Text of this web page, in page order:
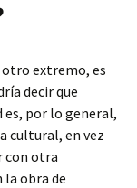
extremo, es
decir que
es, por lo general,
cultural, en vez
con otra
la obra de